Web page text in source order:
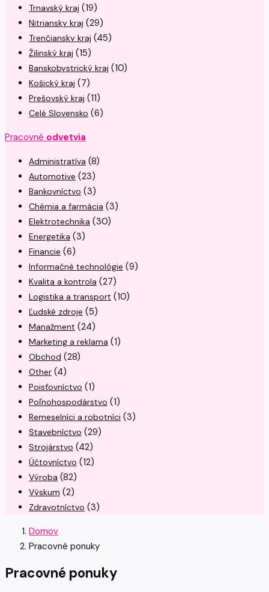
Trnavský kraj (19)
Nitriansky kraj (29)
Trenčiansky kraj (45)
Žilinský kraj (15)
Banskobystrický kraj (10)
Košický kraj (7)
Prešovský kraj (11)
Celé Slovensko (6)
Pracovné odvetvia
Administratíva (8)
Automotive (23)
Bankovníctvo (3)
Chémia a farmácia (3)
Elektrotechnika (30)
Energetika (3)
Financie (6)
Informačné technológie (9)
Kvalita a kontrola (27)
Logistika a transport (10)
Ľudské zdroje (5)
Manažment (24)
Marketing a reklama (1)
Obchod (28)
Other (4)
Poisťovníctvo (1)
Poľnohospodárstvo (1)
Remeselníci a robotníci (3)
Stavebníctvo (29)
Strojárstvo (42)
Účtovníctvo (12)
Výroba (82)
Výskum (2)
Zdravotníctvo (3)
Domov
Pracovné ponuky
Pracovné ponuky